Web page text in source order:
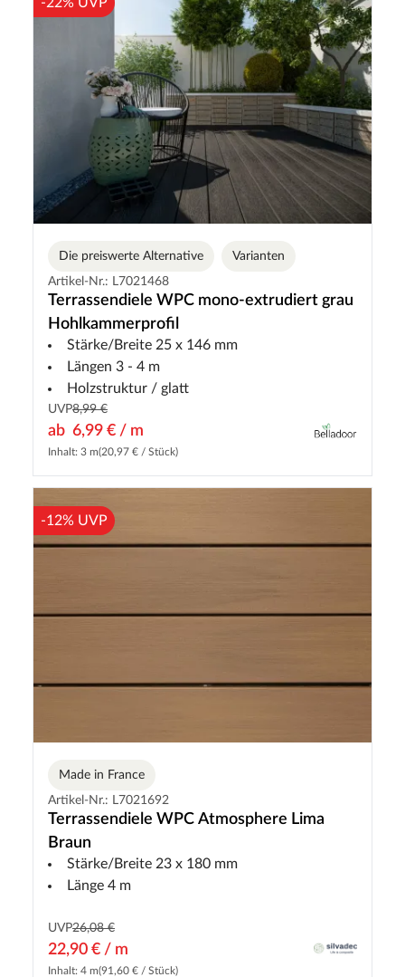
Die preiswerte Alternative
Varianten
Artikel-Nr.: L7021468
Terrassendiele WPC mono-extrudiert grau
Hohlkammerprofil
Stärke/Breite 25 x 146 mm
Längen 3 - 4 m
Holzstruktur / glatt
UVP8,99 €
ab 6,99 € / m
Inhalt: 3 m(20,97 € / Stück)
-12% UVP
Made in France
Artikel-Nr.: L7021692
Terrassendiele WPC Atmosphere Lima
Braun
Stärke/Breite 23 x 180 mm
Länge 4 m
UVP26,08 €
22,90 € / m
Inhalt: 4 m(91,60 € / Stück)